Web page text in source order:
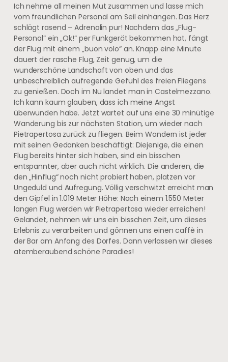
Ich nehme all meinen Mut zusammen und lasse mich
vom freundlichen Personal am Seil einhängen. Das Herz
schlägt rasend – Adrenalin pur! Nachdem das „Flug-
Personal“ ein „Ok!“ per Funkgerät bekommen hat, fängt
der Flug mit einem „buon volo“ an. Knapp eine Minute
dauert der rasche Flug, Zeit genug, um die
wunderschöne Landschaft von oben und das
unbeschreiblich aufregende Gefühl des freien Fliegens
zu genießen. Doch im Nu landet man in Castelmezzano.
Ich kann kaum glauben, dass ich meine Angst
überwunden habe. Jetzt wartet auf uns eine 30 minütige
Wanderung bis zur nächsten Station, um wieder nach
Pietrapertosa zurück zu fliegen. Beim Wandern ist jeder
mit seinen Gedanken beschäftigt: Diejenige, die einen
Flug bereits hinter sich haben, sind ein bisschen
entspannter, aber auch nicht wirklich. Die anderen, die
den „Hinflug“ noch nicht probiert haben, platzen vor
Ungeduld und Aufregung. Völlig verschwitzt erreicht man
den Gipfel in 1.019 Meter Höhe: Nach einem 1.550 Meter
langen Flug werden wir Pietrapertosa wieder erreichen!
Gelandet, nehmen wir uns ein bisschen Zeit, um dieses
Erlebnis zu verarbeiten und gönnen uns einen caffè in
der Bar am Anfang des Dorfes. Dann verlassen wir dieses
atemberaubend schöne Paradies!